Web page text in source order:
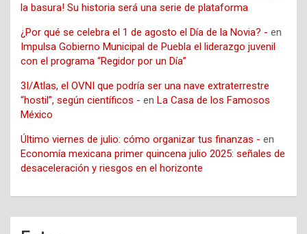
la basura! Su historia será una serie de plataforma
¿Por qué se celebra el 1 de agosto el Día de la Novia? - en
Impulsa Gobierno Municipal de Puebla el liderazgo juvenil
con el programa “Regidor por un Día”
3I/Atlas, el OVNI que podría ser una nave extraterrestre
“hostil”, según científicos - en La Casa de los Famosos
México
Último viernes de julio: cómo organizar tus finanzas - en
Economía mexicana primer quincena julio 2025: señales de
desaceleración y riesgos en el horizonte